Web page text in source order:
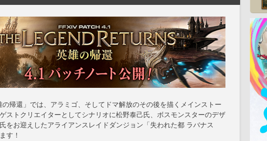
帰還」では、アラミゴ、そしてドマ解放のその後を描くメインストー
ストクリエイターとしてシナリオに松野泰己氏、ボスモンスターのデザ
をお迎えしたアライアンスレイドダンジョン「失われた都 ラバナス
す！